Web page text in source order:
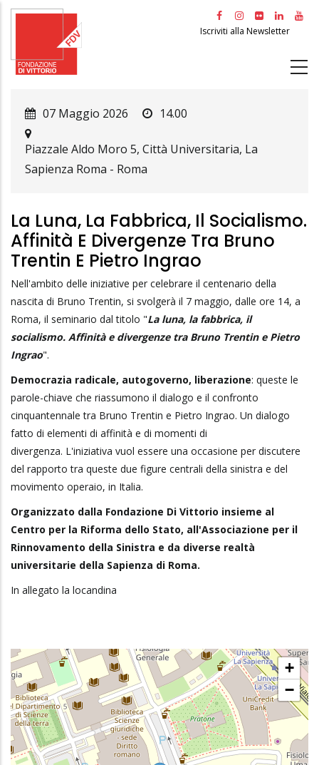
Salta
principale
Iscriviti alla Newsletter
07 Maggio 2026 14.00
Piazzale Aldo Moro 5, Città Universitaria, La
Sapienza Roma - Roma
La Luna, La Fabbrica, Il Socialismo.
Affinità E Divergenze Tra Bruno
Trentin E Pietro Ingrao
Nell'ambito delle iniziative per celebrare il centenario della
nascita di Bruno Trentin, si svolgerà il 7 maggio, dalle ore 14, a
Roma, il seminario dal titolo "La luna, la fabbrica, il
socialismo. Affinità e divergenze tra Bruno Trentin e Pietro
Ingrao".
Democrazia radicale, autogoverno, liberazione: queste le
parole-chiave che riassumono il dialogo e il confronto
cinquantennale tra Bruno Trentin e Pietro Ingrao. Un dialogo
fatto di elementi di affinità e di momenti di
divergenza. L'iniziativa vuol essere una occasione per discutere
del rapporto tra queste due figure centrali della sinistra e del
movimento operaio, in Italia.
Organizzato dalla Fondazione Di Vittorio insieme al
Centro per la Riforma dello Stato, all'Associazione per il
Rinnovamento della Sinistra e da diverse realtà
universitarie della Sapienza di Roma.
In allegato la locandina
+
−